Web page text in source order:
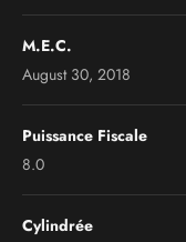
M.E.C.
August 30, 2018
Puissance Fiscale
8.0
Cylindrée